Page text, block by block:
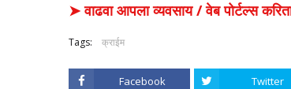
➤ वाढवा आपला व्यवसाय / वेब पोर्टल्स
Tags: क्राईम
Facebook Twitter